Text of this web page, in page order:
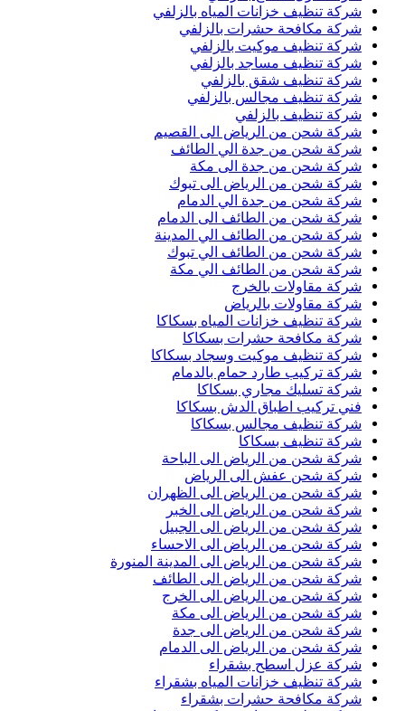
شركة تنظيف خزانات المياه بالزلفي
شركة مكافحة حشرات بالزلفي
شركة تنظيف موكيت بالزلفي
شركة تنظيف مساجد بالزلفي
شركة تنظيف شقق بالزلفي
شركة تنظيف مجالس بالزلفي
شركة تنظيف بالزلفي
شركة شحن من الرياض الى القصيم
شركة شحن من جدة الي الطائف
شركة شحن من جدة الى مكة
شركة شحن من الرياض الى تبوك
شركة شحن من جدة الي الدمام
شركة شحن من الطائف الى الدمام
شركة شحن من الطائف الي المدينة
شركة شحن من الطائف الي تبوك
شركة شحن من الطائف الي مكة
شركة مقاولات بالخرج
شركة مقاولات بالرياض
شركة تنظيف خزانات المياه بسكاكا
شركة مكافحة حشرات بسكاكا
شركة تنظيف موكيت وسجاد بسكاكا
شركة تركيب طارد حمام بالدمام
شركة تسليك مجاري بسكاكا
فني تركيب اطباق الدش بسكاكا
شركة تنظيف مجالس بسكاكا
شركة تنظيف بسكاكا
شركة شحن من الرياض الى الباحة
شركة شحن عفش الى الرياض
شركة شحن من الرياض الى الظهران
شركة شحن من الرياض الى الخبر
شركة شحن من الرياض الى الجبيل
شركة شحن من الرياض الى الاحساء
شركة شحن من الرياض الى المدينة المنورة
شركة شحن من الرياض الى الطائف
شركة شحن من الرياض الى الخرج
شركة شحن من الرياض الى مكة
شركة شحن من الرياض الى جدة
شركة شحن من الرياض الى الدمام
شركة عزل اسطح بشقراء
شركة تنظيف خزانات المياه بشقراء
شركة مكافحة حشرات بشقراء